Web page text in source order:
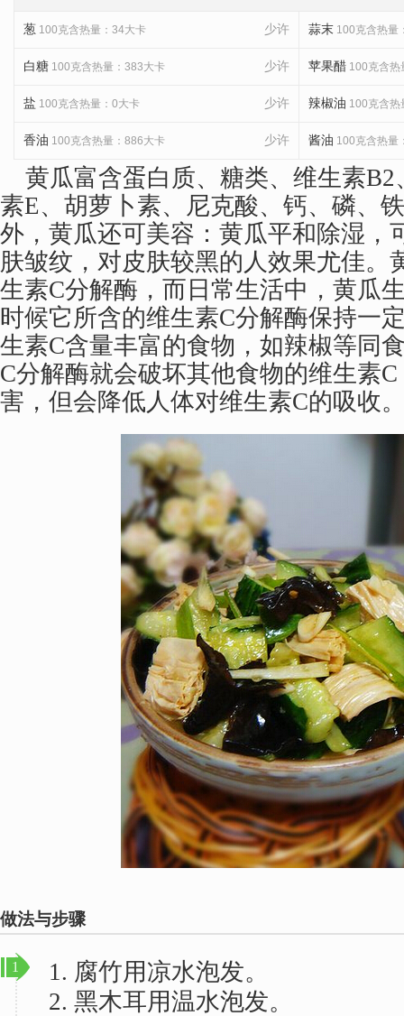
少许
葱 100克含热量：34大卡 蒜末 100克含热量
少许
白糖 100克含热量：383大卡 苹果醋 100克含热
少许
盐 100克含热量：0大卡 辣椒油 100克含热
少许
香油 100克含热量：886大卡 酱油 100克含热量
黄瓜富含蛋白质、糖类、维生素B2
素E、胡萝卜素、尼克酸、钙、磷、
外，黄瓜还可美容：黄瓜平和除湿，
肤皱纹，对皮肤较黑的人效果尤佳。
生素C分解酶，而日常生活中，黄瓜
时候它所含的维生素C分解酶保持一
生素C含量丰富的食物，如辣椒等同
C分解酶就会破坏其他食物的维生素
害，但会降低人体对维生素C的吸收
做法与步骤
1
1. 腐竹用凉水泡发。
2. 黑木耳用温水泡发。